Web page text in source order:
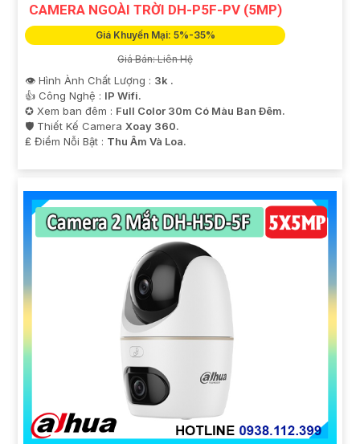
CAMERA NGOÀI TRỜI DH-P5F-PV (5MP)
Giá Khuyến Mại: 5%-35%
Giá Bán: Liên Hệ
👁 Hình Ành Chất Lượng : 3k .
👍 Công Nghệ : IP Wifi.
✪ Xem ban đêm : Full Color 30m Có Màu Ban Ðêm.
🛡 Thiết Kế Camera Xoay 360.
️₤ Điểm Nỗi Bật : Thu Âm Và Loa.